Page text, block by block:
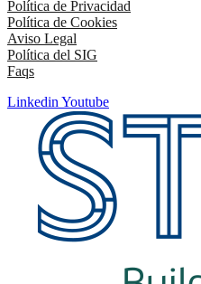
Política de Privacidad
Política de Cookies
Aviso Legal
Política del SIG
Faqs
Linkedin Youtube